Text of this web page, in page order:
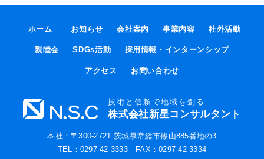
ホーム お知らせ 会社案内 事業内容 社外活動
親睦会 SDGs活動 採用情報・インターンシップ
アクセス お問い合わせ
技術と信頼で地域を創る
株式会社新星コンサルタント
本社：〒300-2721 茨城県常総市篠山885番地の3
TEL： 0297-42-3333FAX：0297-42-3334